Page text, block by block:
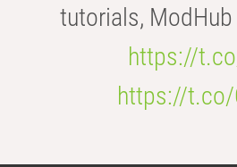
tutorials,
https://
https://t.co/